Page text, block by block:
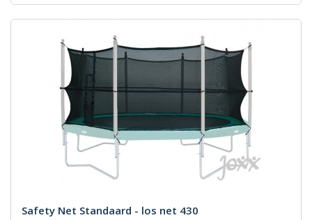
Safety Net Standaard - los net 430